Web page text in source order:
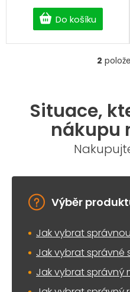
Do košíku
2
Situace,
nákupu
Výběr
Jak vybrat
Jak vybrat správné
Jak vybrat správný